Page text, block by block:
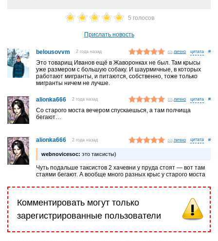
5 голосов
Прислать новость
belousovvm 2 года назад лично #
Это товарищ Иванов ещё в Жаворонках не был. Там крысы
уже размером с большую собаку. И шаурмичные, в которых
работают мигранты, и питаются, собственно, тоже только
мигранты ничем не лучше.
alionka666 2 года назад лично #
Со старого моста вечером спускаешься, а там полчища
бегают…
alionka666 2 года назад лично #
webnovicesoc: это таксисты)
Чуть подальше таксистов 2 хачевни у пруда стоят — вот там
стаями бегают. А вообще много разных крыс у старого моста
Комментировать могут только
зарегистрированные пользователи